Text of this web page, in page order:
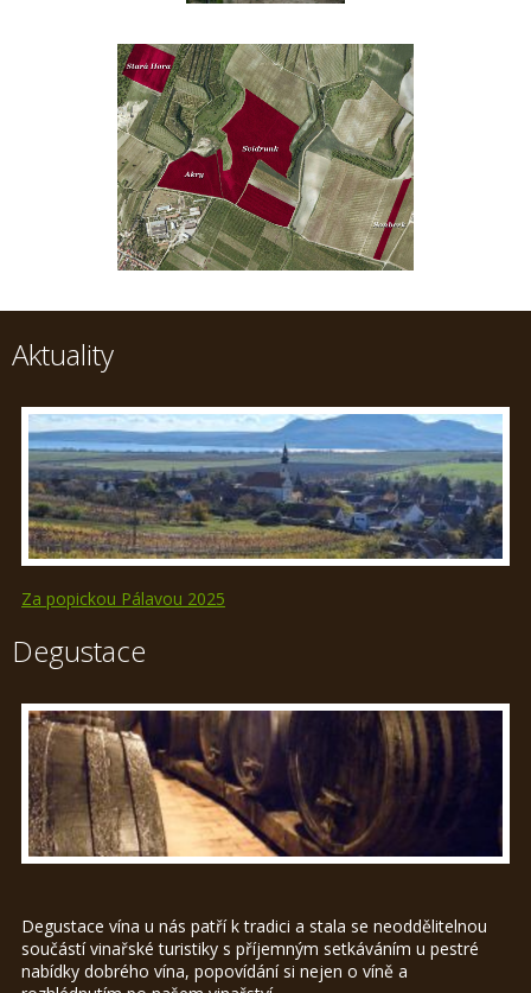
Aktuality
Za popickou Pálavou 2025
Degustace
Degustace vína u nás patří k tradici a stala se neoddělitelnou
součástí vinařské turistiky s příjemným setkáváním u pestré
nabídky dobrého vína, popovídání si nejen o víně a